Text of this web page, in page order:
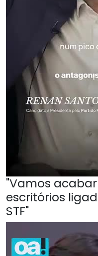
"Vamos
escritórios
STF"